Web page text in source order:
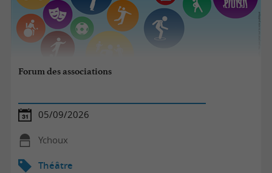
Forum des associations
05/09/2026
Ychoux
Théâtre